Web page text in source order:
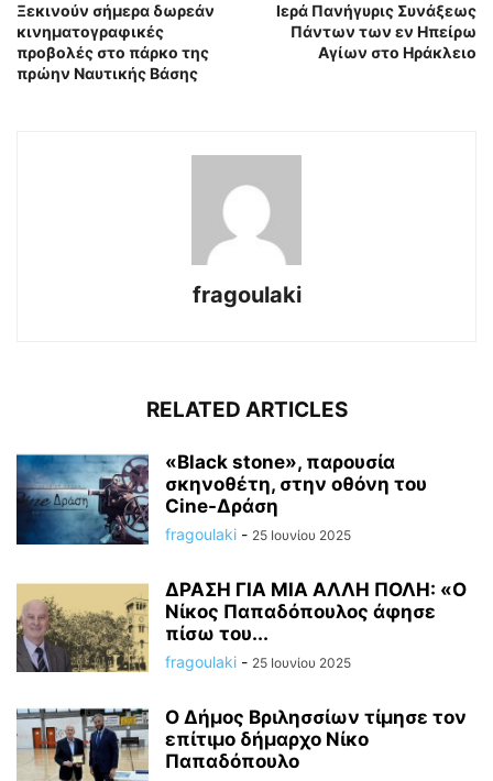
Ξεκινούν σήμερα δωρεάν
κινηματογραφικές
προβολές στο πάρκο της
πρώην Ναυτικής Βάσης
Ιερά Πανήγυρις Συνάξεως
Πάντων των εν Ηπείρω
Αγίων στο Ηράκλειο
fragoulaki
RELATED ARTICLES
«Black stone», παρουσία
σκηνοθέτη, στην οθόνη του
Cine-Δράση
fragoulaki - 25 Ιουνίου 2025
ΔΡΑΣΗ ΓΙΑ ΜΙΑ ΑΛΛΗ ΠΟΛΗ: «Ο
Νίκος Παπαδόπουλος άφησε
πίσω του...
fragoulaki - 25 Ιουνίου 2025
Ο Δήμος Βριλησσίων τίμησε τον
επίτιμο δήμαρχο Νίκο
Παπαδόπουλο